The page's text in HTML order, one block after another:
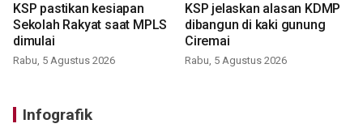
KSP pastikan kesiapan
Sekolah Rakyat saat MPLS
dimulai
Rabu, 5 Agustus 2026
KSP jelaskan alasan KDMP
dibangun di kaki gunung
Ciremai
Rabu, 5 Agustus 2026
Infografik